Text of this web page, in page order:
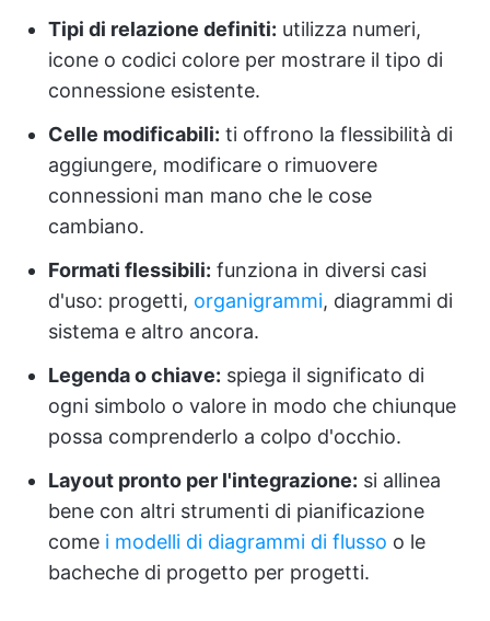
Tipi di relazione definiti: utilizza numeri,
icone o codici colore per mostrare il tipo di
connessione esistente.
Celle modificabili: ti offrono la flessibilità di
aggiungere, modificare o rimuovere
connessioni man mano che le cose
cambiano.
Formati flessibili: funziona in diversi casi
d'uso: progetti, organigrammi, diagrammi di
sistema e altro ancora.
Legenda o chiave: spiega il significato di
ogni simbolo o valore in modo che chiunque
possa comprenderlo a colpo d'occhio.
Layout pronto per l'integrazione: si allinea
bene con altri strumenti di pianificazione
come i modelli di diagrammi di flusso o le
bacheche di progetto per progetti.